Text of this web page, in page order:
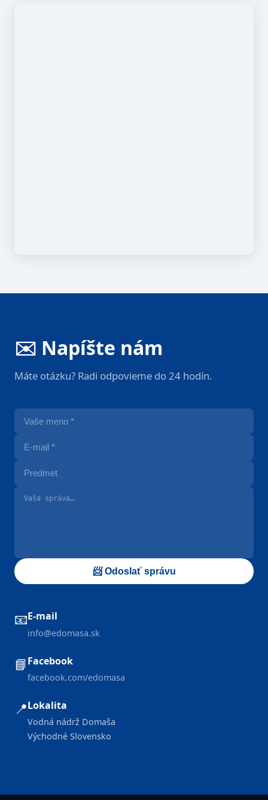
✉️ Napíšte nám
Máte otázku? Radi odpovieme do 24 hodín.
📨 Odoslať správu
📧E-mail
info@edomasa.sk
📘Facebook
facebook.com/edomasa
📍Lokalita
Vodná nádrž Domaša
Východné Slovensko